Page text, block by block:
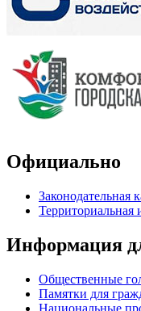
Официально
Законодательная
Территориальная
Информация
Общественные
Памятки для
Национальные